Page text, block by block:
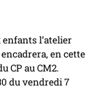
enfants l’atelier
en cette
CP au CM2.
du vendredi 7